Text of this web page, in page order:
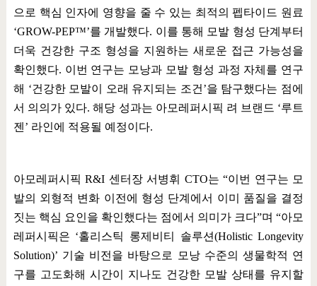
으로 핵심 인자에 영향을 줄 수 있는 최적의 펩타이드 원료
‘GROW-PEP™’를 개발했다. 이를 통해 모발 형성 단계부터
더욱 건강한 구조 형성을 지원하는 새로운 접근 가능성을
확인했다. 이번 연구는 모낭과 모발 형성 과정 자체를 연구
해 ‘건강한 모발이 오래 유지되는 조건 ’을 탐구했다는 점에
서 의의가 있다.해당 성과는 아모레퍼시픽 려 브랜드 ‘루트
젠 ’ 라인에 적용될 예정이다.
아모레퍼시픽R&I 센터장 서병휘 CTO는“이번 연구는 모
발의 외형적 변화 이전에 형성 단계에서 이미 품질을 결정
짓는 핵심 요인을 확인했다는 점에서 의미가 크다”며“아모
레퍼시픽은 ‘홀리스틱 롱제비티 솔루션(Holistic Longevity
Solution)’ 기술 비전을 바탕으로 모낭 수준의 생물학적 연
구를 고도화해 시간이 지나도 건강한 모발 상태를 유지할